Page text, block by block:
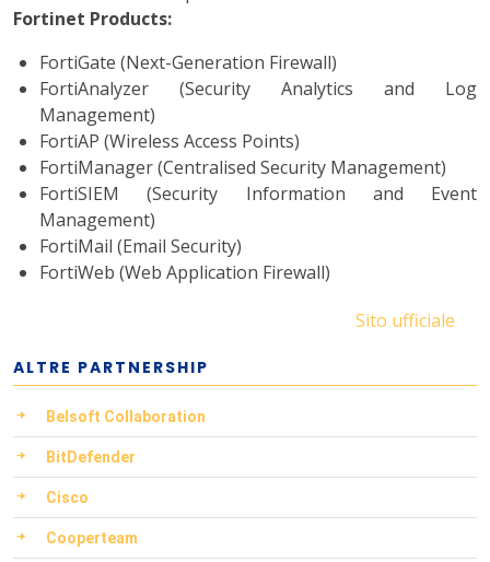
Fortinet Products:
FortiGate (Next-Generation Firewall)
FortiAnalyzer (Security Analytics and Log
Management)
FortiAP (Wireless Access Points)
FortiManager (Centralised Security Management)
FortiSIEM (Security Information and Event
Management)
FortiMail (Email Security)
FortiWeb (Web Application Firewall)
Sito ufficiale
ALTRE PARTNERSHIP
Belsoft Collaboration
BitDefender
Cisco
Cooperteam